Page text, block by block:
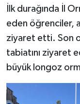
İlk durağında İl
eden öğrenciler,
ziyaret etti. Son
tabiatını ziyaret
büyük longoz